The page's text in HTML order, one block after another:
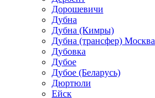
Дорошевичи
Дубна
Дубна (Кимры)
Дубна (трансфер) Москва
Дубовка
Дубое
Дубое (Беларусь)
Дюртюли
Ейск